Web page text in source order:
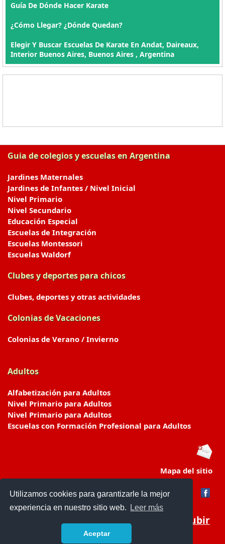
Utilizamos cookies para garantizarle la mejor
experiencia en nuestro sitio web.
Leer más
Aceptar
Guía De Dónde Hacer Karate
¿Cómo Llegar? ¿Dónde Quedan?
Elegir Y Buscar Escuelas De Karate En Andat, Daireaux,
Interior Buenos Aires, Buenos Aires , Argentina
Guia de colegios y escuelas en Argentina
Jardines Maternales
Jardines de Infantes / Nivel Inicial
Nivel Primario
Nivel Secundario
Educación Especial
Escuelas de Integración
Escuelas Montessori
Escuelas Waldorf
Clubes y deportes para chicos
Clubes, deportes y otras actividades
Colonias de Vacaciones
Colonias de Verano / Invierno
Adultos
Alfabetización para Adultos
Nivel Primario para Adultos
Nivel Primario para Adultos
Escuelas con Formación Profesional para Adultos
Mapa del sitio
Subir